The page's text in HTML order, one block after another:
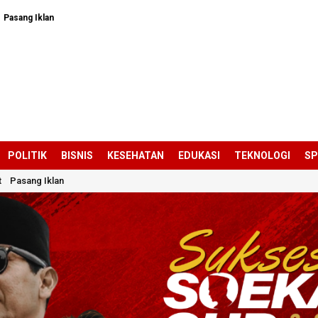
Pasang Iklan
POLITIK BISNIS KESEHATAN EDUKASI TEKNOLOGI
Pasang Iklan